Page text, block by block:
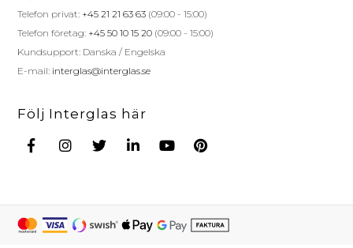
Telefon privat: +45 21 21 63 63 (09:00 - 15:00)
Telefon företag: +45 50 10 15 20 (09:00 - 15:00)
Kundsupport: Danska / Engelska
E-mail: interglas@interglas.se
Följ Interglas här